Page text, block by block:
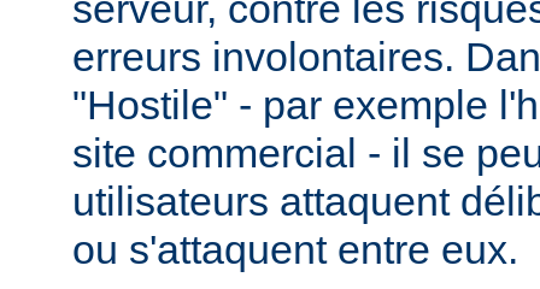
erreurs involontaires.
"Hostile" - par exemple
site commercial - il se
utilisateurs attaquent
ou s'attaquent entre eux.